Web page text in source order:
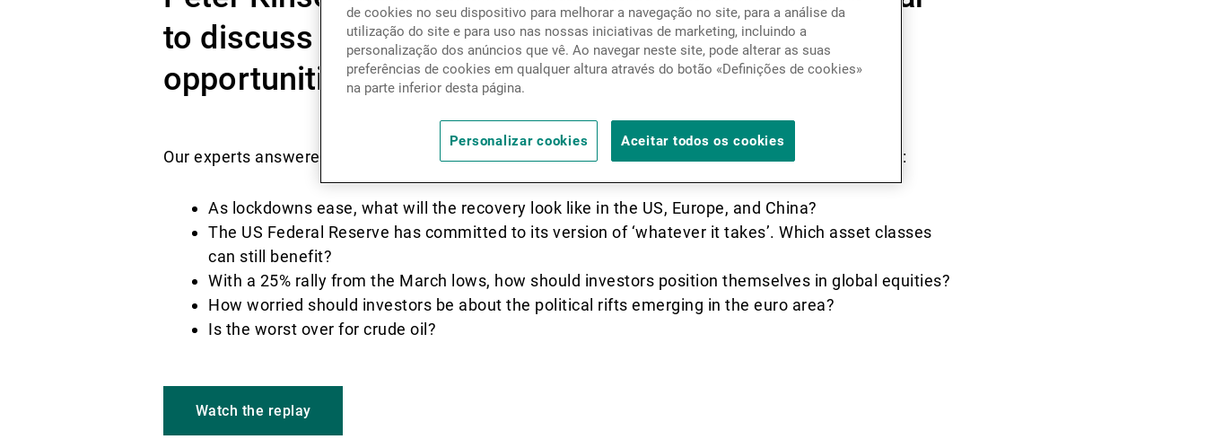
Notícias e informação
to discuss the rapidly changing markets and the
opportunities and risks they present.
Our experts answered five questions to highlight what investors should look at in the month ahead:
As lockdowns ease, what will the recovery look like in the US, Europe, and China?
The US Federal Reserve has committed to its version of ‘whatever it takes’. Which asset classes
can still benefit?
With a 25% rally from the March lows, how should investors position themselves in global equities?
How worried should investors be about the political rifts emerging in the euro area?
Is the worst over for crude oil?
Watch the replay
de cookies no seu dispositivo para melhorar a navegação no site, para a análise da
utilização do site e para uso nas nossas iniciativas de marketing, incluindo a
personalização dos anúncios que vê. Ao navegar neste site, pode alterar as suas
preferências de cookies em qualquer altura através do botão «Definições de cookies»
na parte inferior desta página.
Personalizar cookies Aceitar todos os cookies